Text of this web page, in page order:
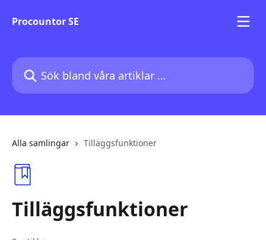
Procountor SE
Sök bland våra artiklar …
Alla samlingar Tilläggsfunktioner
Tilläggsfunktioner